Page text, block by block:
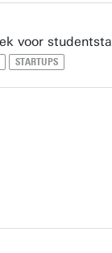
voor
STARTUPS